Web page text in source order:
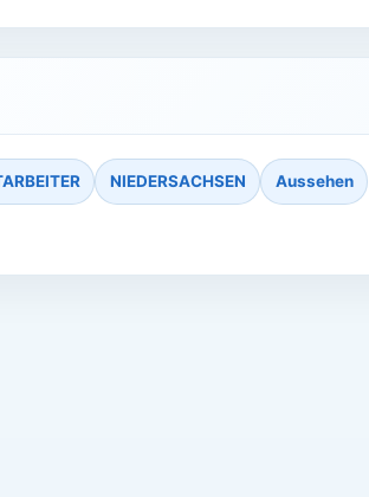
NIEDERSACHSEN Aussehen